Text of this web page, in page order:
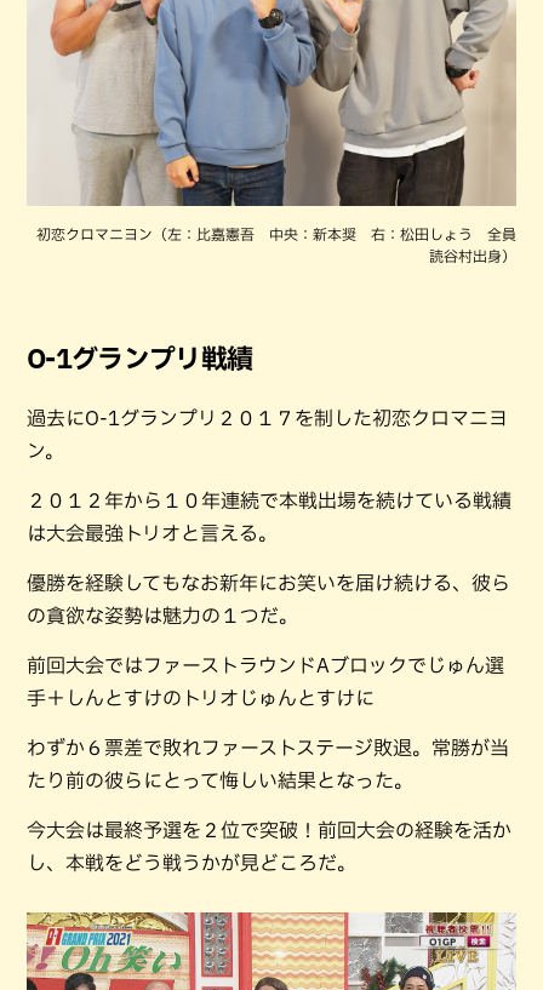
初恋クロマニヨン（左：比嘉憲吾 中央：新本奨 右：松田しょう 全員
読谷村出身）
O-1グランプリ戦績
過去にO-1グランプリ２０１７を制した初恋クロマニヨ
ン。
２０１２年から１０年連続で本戦出場を続けている戦績
は大会最強トリオと言える。
優勝を経験してもなお新年にお笑いを届け続ける、彼ら
の貪欲な姿勢は魅力の１つだ。
前回大会ではファーストラウンドAブロックでじゅん選
手＋しんとすけのトリオじゅんとすけに
わずか６票差で敗れファーストステージ敗退。常勝が当
たり前の彼らにとって悔しい結果となった。
今大会は最終予選を２位で突破！前回大会の経験を活か
し、本戦をどう戦うかが見どころだ。